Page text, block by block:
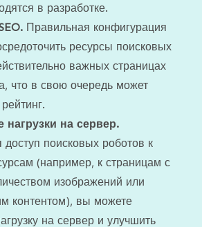
в разработке.
Правильная конфигурация
ресурсы поисковых
важных страницах
что в свою очередь может
нагрузки на сервер.
доступ поисковых роботов к
(например, к страницам с
изображений или
контентом), вы можете
на сервер и улучшить